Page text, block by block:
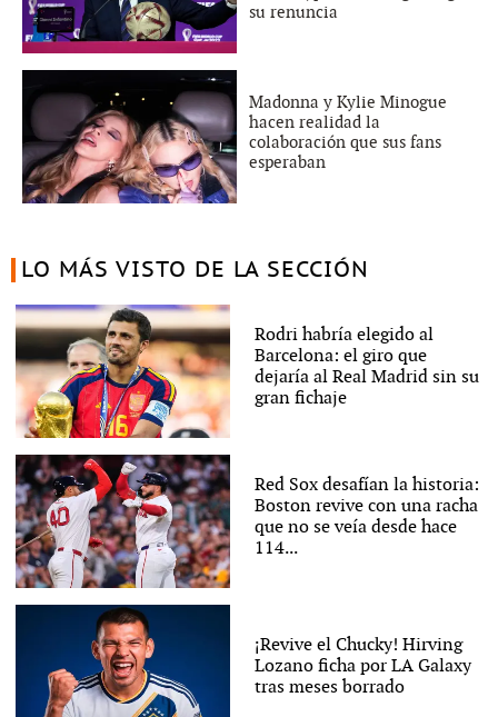
su renuncia
Madonna y Kylie Minogue
hacen realidad la
colaboración que sus fans
esperaban
LO MÁS VISTO DE LA SECCIÓN
Rodri habría elegido al
Barcelona: el giro que
dejaría al Real Madrid sin su
gran fichaje
Red Sox desafían la historia:
Boston revive con una racha
que no se veía desde hace
114...
¡Revive el Chucky! Hirving
Lozano ficha por LA Galaxy
tras meses borrado